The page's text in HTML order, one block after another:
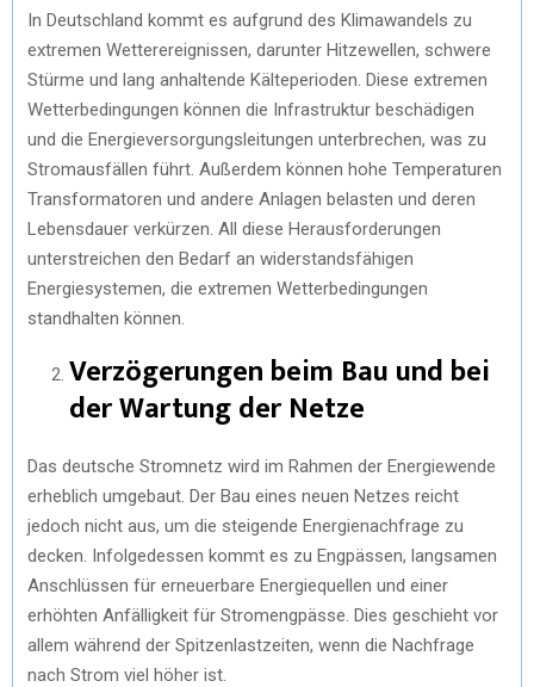
In Deutschland kommt es aufgrund des Klimawandels zu
extremen Wetterereignissen, darunter Hitzewellen, schwere
Stürme und lang anhaltende Kälteperioden. Diese extremen
Wetterbedingungen können die Infrastruktur beschädigen
und die Energieversorgungsleitungen unterbrechen, was zu
Stromausfällen führt. Außerdem können hohe Temperaturen
Transformatoren und andere Anlagen belasten und deren
Lebensdauer verkürzen. All diese Herausforderungen
unterstreichen den Bedarf an widerstandsfähigen
Energiesystemen, die extremen Wetterbedingungen
standhalten können.
Verzögerungen beim Bau und bei
der Wartung der Netze
Das deutsche Stromnetz wird im Rahmen der Energiewende
erheblich umgebaut. Der Bau eines neuen Netzes reicht
jedoch nicht aus, um die steigende Energienachfrage zu
decken. Infolgedessen kommt es zu Engpässen, langsamen
Anschlüssen für erneuerbare Energiequellen und einer
erhöhten Anfälligkeit für Stromengpässe. Dies geschieht vor
allem während der Spitzenlastzeiten, wenn die Nachfrage
nach Strom viel höher ist.